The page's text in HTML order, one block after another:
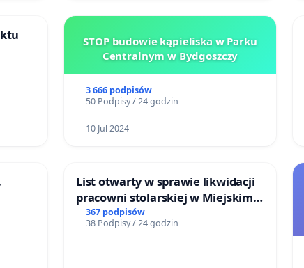
STOP budowie kąpieliska w Parku
Centralnym w Bydgoszczy
3 666 podpisów
50 Podpisy / 24 godzin
10 Jul 2024
List otwarty w sprawie likwidacji
pracowni stolarskiej w Miejskim
Teatrze Miniatura w Gdańsku
367 podpisów
38 Podpisy / 24 godzin